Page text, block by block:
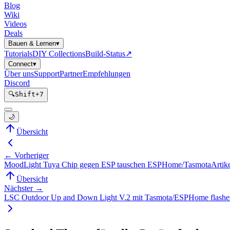
Blog
Wiki
Videos
Deals
Bauen & Lernen▾
TutorialsDIY CollectionsBuild-Status↗
Connect▾
Über unsSupportPartnerEmpfehlungen
Discord
🔍Shift+7
🌙
Übersicht
← Vorheriger
MoodLight Tuya Chip gegen ESP tauschen ESPHome/Tasmota
Übersicht
Nächster →
LSC Outdoor Up and Down Light V.2 mit Tasmota/ESPHome